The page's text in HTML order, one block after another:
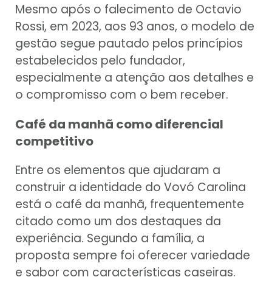
Mesmo após o falecimento de Octavio
Rossi, em 2023, aos 93 anos, o modelo de
gestão segue pautado pelos princípios
estabelecidos pelo fundador,
especialmente a atenção aos detalhes e
o compromisso com o bem receber.
Café da manhã como diferencial
competitivo
Entre os elementos que ajudaram a
construir a identidade do Vovó Carolina
está o café da manhã, frequentemente
citado como um dos destaques da
experiência. Segundo a família, a
proposta sempre foi oferecer variedade
e sabor com características caseiras.